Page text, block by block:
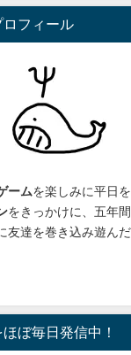
ロフィール
ームを楽しみに平日
をきっかけに、 五年
友達を巻き込み遊ん
ぼ毎日発信中！